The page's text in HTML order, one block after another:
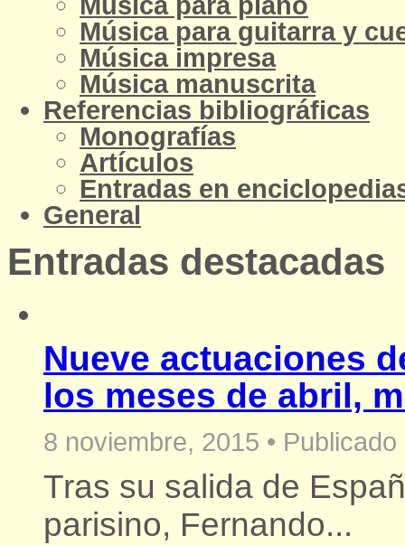
Música para guitarra y
Música impresa
Música manuscrita
Referencias bibliográficas
Monografías
Artículos
Entradas en
General
Entradas destacadas
Nueve actuaciones
los meses de abril,
8 noviembre, 2015 • Publicado
Tras su salida de
parisino, Fernando...